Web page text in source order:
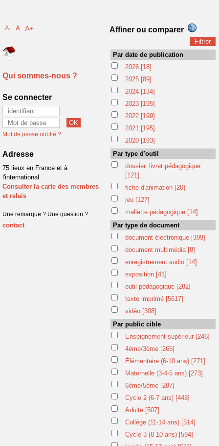
A- A A+
Qui sommes-nous ?
Se connecter
Mot de passe oublié ?
Adresse
75 lieux en France et à
l'international
Consulter la carte des membres
et relais
Une remarque ? Une question ?
contact
Affiner ou comparer
Par date de publication
2026 [18]
2025 [89]
2024 [134]
2023 [195]
2022 [199]
2021 [195]
2020 [193]
Par type d'outil
dossier, livret pédagogique
[121]
fiche d'animation [20]
jeu [127]
mallette pédagogique [14]
Par type de document
document électronique [399]
document multimédia [8]
enregistrement audio [14]
exposition [41]
outil pédagogique [282]
texte imprimé [5617]
vidéo [308]
Par public cible
Enseignement supérieur [246]
4ème/3ème [265]
Élémentaire (6-10 ans) [271]
Maternelle (3-4-5 ans) [273]
6ème/5ème [287]
Cycle 2 (6-7 ans) [448]
Adulte [507]
Collège (11-14 ans) [514]
Cycle 3 (8-10 ans) [594]